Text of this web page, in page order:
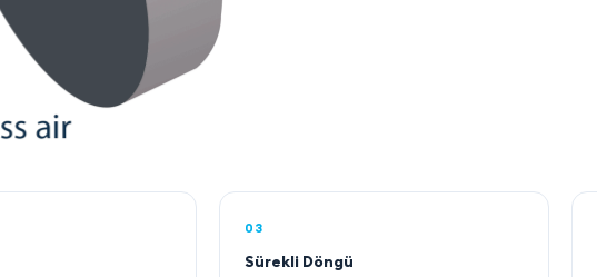
03
Sürekli Döngü